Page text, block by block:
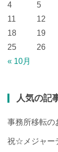
« 10月
4
5
11
12
18
19
25
26
人気の記
事務所移転の
祝☆メジャー